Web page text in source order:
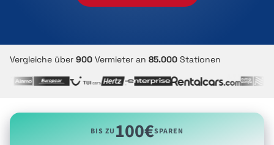
Vergleiche über 900 Vermieter an 85.000 Stationen
BIS ZU100€SPAREN